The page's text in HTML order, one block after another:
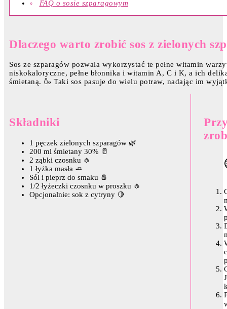
FAQ o sosie szparagowym
Dlaczego warto zrobić sos z zielonych
Sos ze szparagów pozwala wykorzystać te pełne witamin
niskokaloryczne, pełne błonnika i witamin A, C i K, a ich
śmietaną. 🍶 Taki sos pasuje do wielu potraw, nadając im
Składniki
1 pęczek zielonych szparagów 🌿
200 ml śmietany 30% 🥛
2 ząbki czosnku 🧄
1 łyżka masła 🧈
Sól i pieprz do smaku 🧂
1/2 łyżeczki czosnku w proszku 🧄
Opcjonalnie: sok z cytryny 🍋